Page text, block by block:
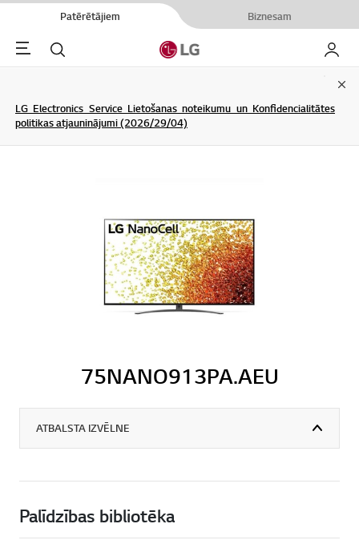
Patērētājiem Biznesam
Menu Meklēt Mans
LG Electronics Service Lietošanas noteikumu un Konfidencialitātes
politikas atjauninājumi (2026/29/04)
75NANO913PA.AEU
ATBALSTA IZVĒLNE
Palīdzības bibliotēka